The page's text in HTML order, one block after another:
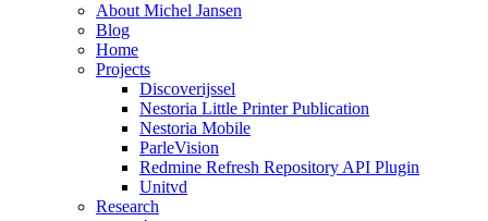
About Michel Jansen
Blog
Home
Projects
Discoverijssel
Nestoria Little Printer Publication
Nestoria Mobile
ParleVision
Redmine Refresh Repository API Plugin
Unitvd
Research